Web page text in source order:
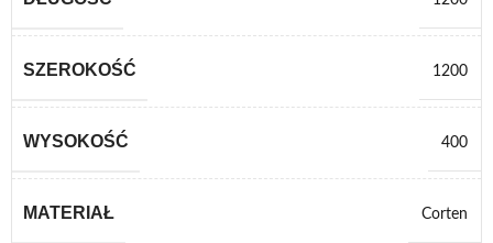
SZEROKOŚĆ 1200
WYSOKOŚĆ 400
MATERIAŁ Corten